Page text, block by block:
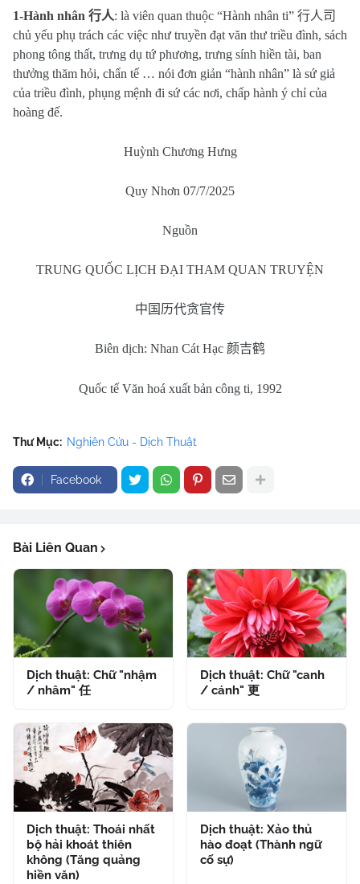
1-Hành nhân 行人: là viên quan thuộc “Hành nhân ti” 行人司
chủ yếu phụ trách các việc như truyền đạt văn thư triều đình, sách
phong tông thất, trưng dụ tứ phương, trưng sính hiền tài, ban
thưởng thăm hỏi, chẩn tế … nói đơn giản “hành nhân” là sứ giả
của triều đình, phụng mệnh đi sứ các nơi, chấp hành ý chỉ của
hoàng đế.
Huỳnh Chương Hưng
Quy Nhơn 07/7/2025
Nguồn
TRUNG QUỐC LỊCH ĐẠI THAM QUAN TRUYỆN
中国历代贪官传
Biên dịch: Nhan Cát Hạc 颜吉鹤
Quốc tế Văn hoá xuất bản công ti, 1992
Thư Mục: Nghiên Cứu - Dịch Thuật
Facebook
Bài Liên Quan
Dịch thuật: Chữ "nhậm
/ nhâm" 任
Dịch thuật: Chữ "canh
/ cánh" 更
Dịch thuật: Thoái nhất
bộ hải khoát thiên
không (Tăng quảng
hiền văn)
Dịch thuật: Xảo thủ
hào đoạt (Thành ngữ
cố sự)